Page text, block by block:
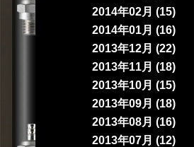
2014年02月 (15)
2014年01月 (16)
2013年12月 (22)
2013年11月 (18)
2013年10月 (15)
2013年09月 (18)
2013年08月 (16)
2013年07月 (12)